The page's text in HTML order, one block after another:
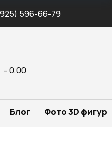
596-66-79
- 0.00
Блог Фото 3D фигур